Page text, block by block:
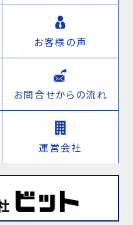
お客様の声
お問合せからの流れ
運営会社